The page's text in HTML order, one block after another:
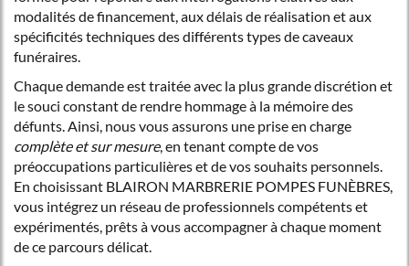
modalités de financement, aux délais de réalisation et aux
spécificités techniques des différents types de caveaux
funéraires.
Chaque demande est traitée avec la plus grande discrétion et
le souci constant de rendre hommage à la mémoire des
défunts. Ainsi, nous vous assurons une prise en charge
complète et sur mesure, en tenant compte de vos
préoccupations particulières et de vos souhaits personnels.
En choisissant BLAIRON MARBRERIE POMPES FUNÈBRES,
vous intégrez un réseau de professionnels compétents et
expérimentés, prêts à vous accompagner à chaque moment
de ce parcours délicat.